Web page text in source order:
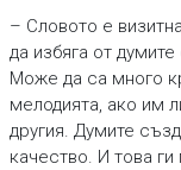
– Словото е
да избяга от
Може да са много
мелодията, ако им
другия. Думите
качество. И това